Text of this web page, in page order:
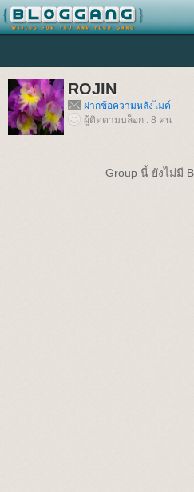
ROJIN
ฝากข้อความหลังไมค์
ผู้ติดตามบล็อก : 8 คน
Group นี้ ยังไม่มี